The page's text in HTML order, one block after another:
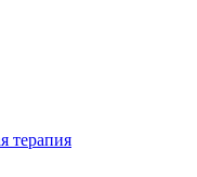
терапия